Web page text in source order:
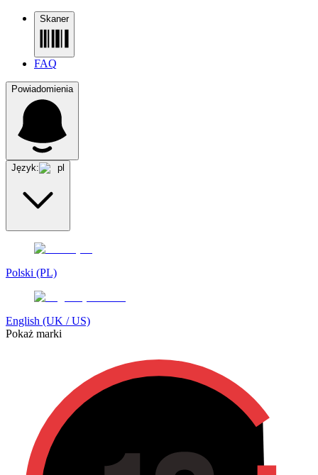
Skaner
FAQ
Powiadomienia
Język: pl
Polski (PL)
English (UK / US)
Pokaż marki